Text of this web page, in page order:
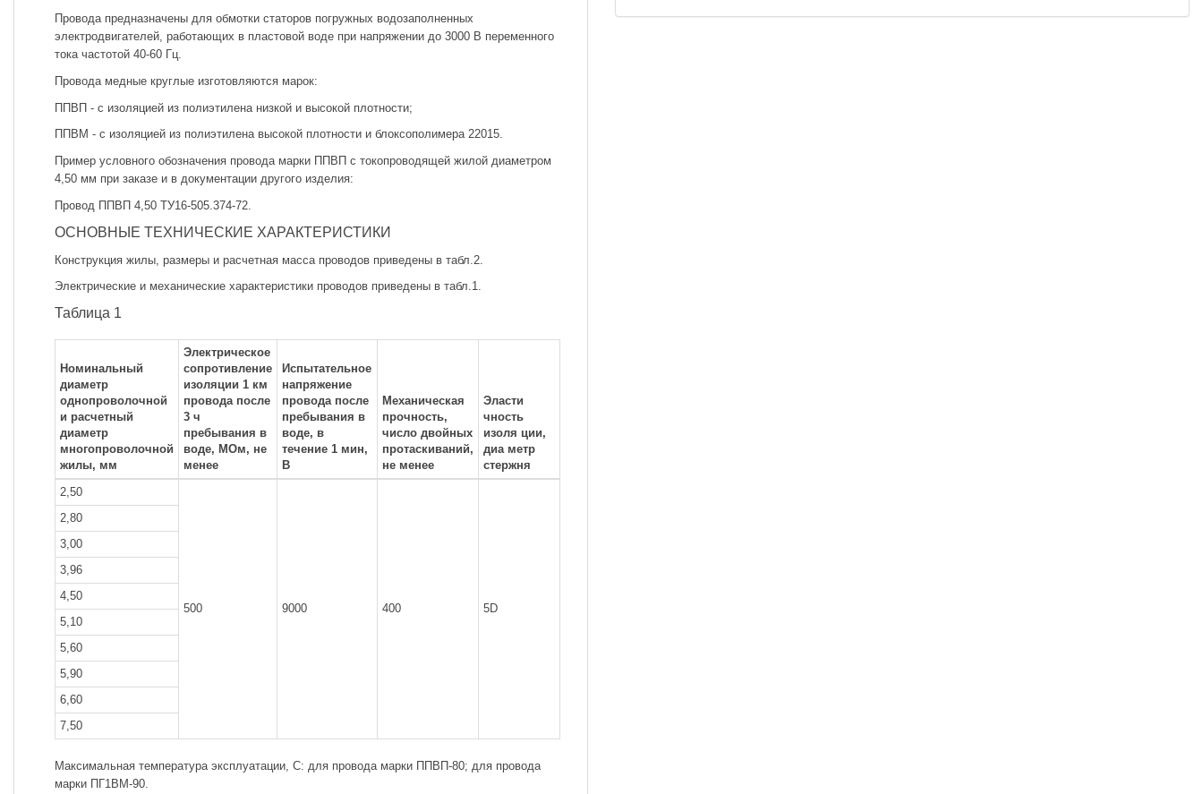
Провода предназначены для обмотки статоров погружных водозаполненных
электродвигателей, работающих в пластовой воде при напряжении до 3000 В переменного
тока частотой 40-60 Гц.
Провода медные круглые изготовляются марок:
ППВП - с изоляцией из полиэтилена низкой и высокой плотности;
ППВМ - с изоляцией из полиэтилена высокой плотности и блоксополимера 22015.
Пример условного обозначения провода марки ППВП с токопроводящей жилой диаметром
4,50 мм при заказе и в документации другого изделия:
Провод ППВП 4,50 ТУ16-505.374-72.
ОСНОВНЫЕ ТЕХНИЧЕСКИЕ ХАРАКТЕРИСТИКИ
Конструкция жилы, размеры и расчетная масса проводов приведены в табл.2.
Электрические и механические характеристики проводов приведены в табл.1.
Таблица 1
Номинальный
диаметр
однопроволочной
и расчетный
диаметр
многопроволочной
жилы, мм
Электрическое
сопротивление
изоляции 1 км
провода после
3 ч
пребывания в
воде, МОм, не
менее
Испытательное
напряжение
провода после
пребывания в
воде, в
течение 1 мин,
В
Механическая
прочность,
число двойных
протаскиваний,
не менее
Эласти
чность
изоля ции,
диа метр
стержня
2,50
500 9000 400 5D
2,80
3,00
3,96
4,50
5,10
5,60
5,90
6,60
7,50
Максимальная температура эксплуатации, С: для провода марки ППВП-80; для провода
марки ПГ1ВМ-90.